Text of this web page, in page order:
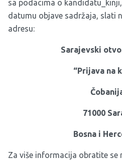
sa podacima o
datumu objave sadržaja, slati
adresu:
Sarajevski
“Prijava na
71000
Bosna i
Za više informacija obratite se